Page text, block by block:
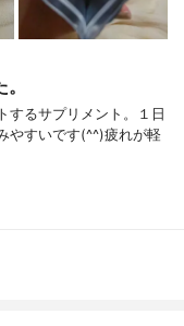
するサプリメント。１日
やすいです(^^)疲れが軽